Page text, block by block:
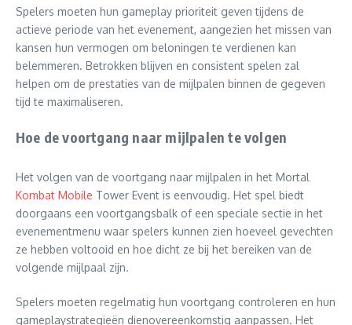
Spelers moeten hun gameplay prioriteit geven tijdens de
actieve periode van het evenement, aangezien het missen van
kansen hun vermogen om beloningen te verdienen kan
belemmeren. Betrokken blijven en consistent spelen zal
helpen om de prestaties van de mijlpalen binnen de gegeven
tijd te maximaliseren.
Hoe de voortgang naar mijlpalen te volgen
Het volgen van de voortgang naar mijlpalen in het Mortal
Kombat Mobile Tower Event is eenvoudig. Het spel biedt
doorgaans een voortgangsbalk of een speciale sectie in het
evenementmenu waar spelers kunnen zien hoeveel gevechten
ze hebben voltooid en hoe dicht ze bij het bereiken van de
volgende mijlpaal zijn.
Spelers moeten regelmatig hun voortgang controleren en hun
gameplaystrategieën dienovereenkomstig aanpassen. Het